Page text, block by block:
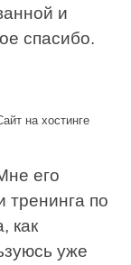
и
спасибо.
на хостинге
его
тренинга по
как
уже